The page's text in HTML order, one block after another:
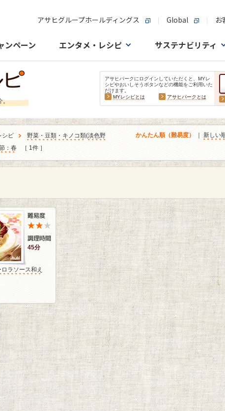
アサヒグループホールディングス Global お
ンペーン エンタメ・レシピ サステナビリティ
。
アサヒパークにログインしていただくと、MYレ
シピやおいしそうボタンなどの機能をご利用いた
だけます。
MYレシピとは
アサヒパークとは
シピ 野菜・豆類・キノコ類(淡色野
：春 ［ 1件 ］
かんたん順（難易度） 新しい
45分
ラソース和え